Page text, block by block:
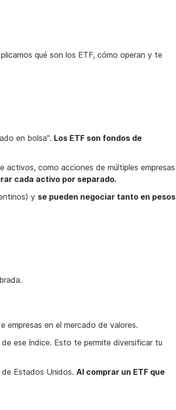
qué son los ETF, cómo operan y te
en bolsa". Los ETF son fondos de
activos, como acciones de múltiples empresas
cada activo por separado.
y se pueden negociar tanto en pesos
empresas en el mercado de valores.
ese índice. Esto te permite diversificar tu
de Estados Unidos. Al comprar un ETF que